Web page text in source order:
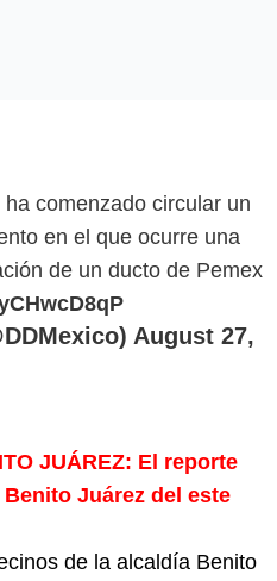
comenzado circular un
en el que ocurre una
de un ducto de Pemex
August 27,
JUÁREZ: El reporte
Juárez del este
de la alcaldía Benito